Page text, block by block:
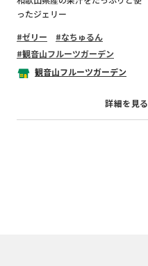
ったジェリー
ゼリー
なちゅるん
観音山フルーツガーデン
観音山フルーツガーデン
詳細を見る